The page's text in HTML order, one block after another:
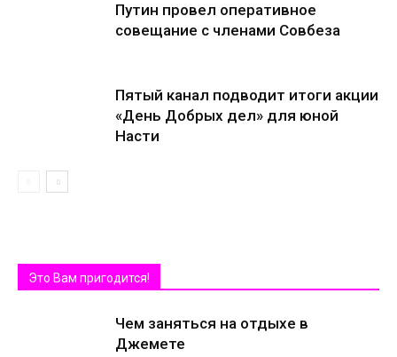
Путин провел оперативное
совещание с членами Совбеза
Пятый канал подводит итоги акции
«День Добрых дел» для юной
Насти
Это Вам пригодится!
Чем заняться на отдыхе в
Джемете